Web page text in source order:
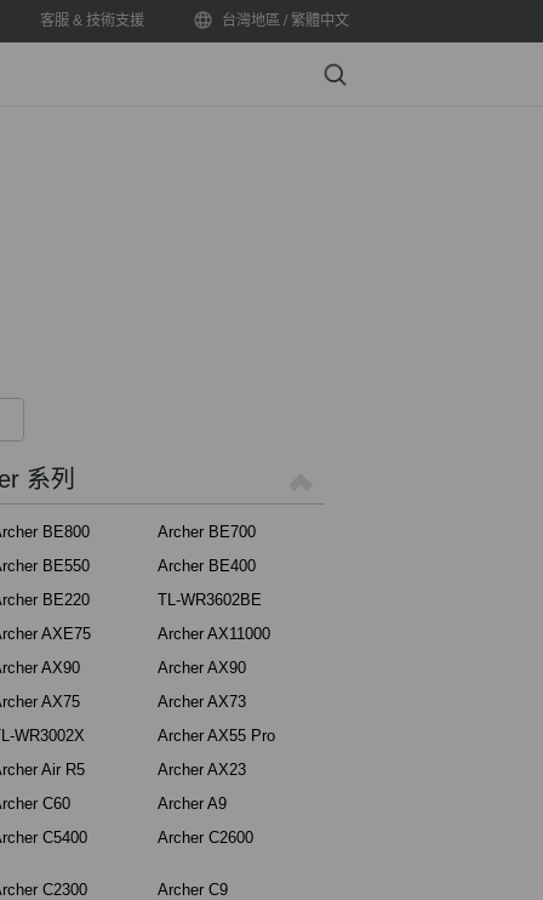
客服 & 技術支援 台灣地區 / 繁體中文
Search
系列
BE800
Archer BE700
BE550
Archer BE400
BE220
TL-WR3602BE
AXE75
Archer AX11000
AX90
Archer AX90
AX75
Archer AX73
WR3002X
Archer AX55 Pro
Air R5
Archer AX23
C60
Archer A9
C5400 Archer C2600
C2300
Archer C9